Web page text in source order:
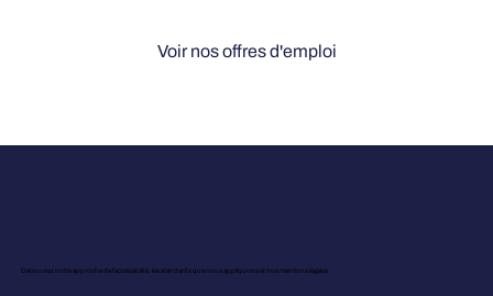
Voir nos offres d'emploi
Découvrez notre approche de l’accessibilité, les standards que nous appliquons et nos mentions légales